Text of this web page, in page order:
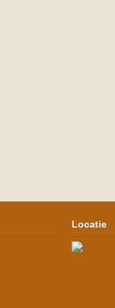
Locatie